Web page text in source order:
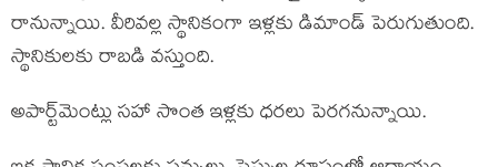
రానున్నాయి. వీరివల్ల స్థానికంగా ఇళ్లకు డిమాండ్ పెరుగుతుంది.
స్థానికులకు రాబడి వస్తుంది.
అపార్ట్‌మెంట్లు సహా సొంత ఇళ్లకు ధరలు పెరగనున్నాయి.